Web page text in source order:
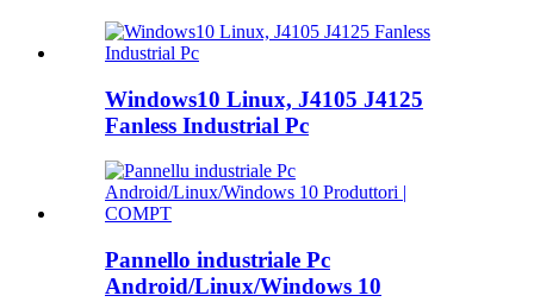
Windows10 Linux, J4105 J4125
Fanless Industrial Pc
Pannello industriale Pc
Android/Linux/Windows 10